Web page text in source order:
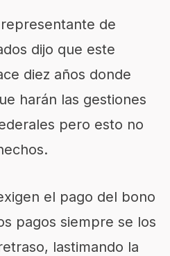
de
dijo que este
diez años donde
harán las gestiones
pero esto no
el pago del bono
pagos siempre se los
lastimando la